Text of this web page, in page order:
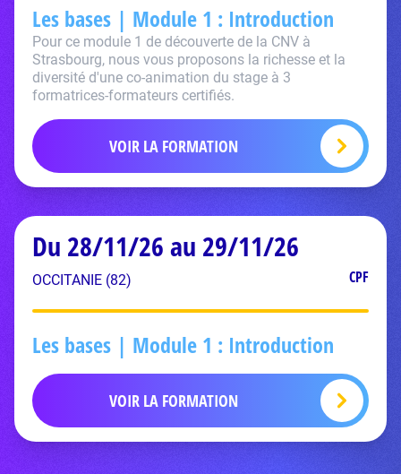
Les bases | Module 1 : Introduction
Pour ce module 1 de découverte de la CNV à
Strasbourg, nous vous proposons la richesse et la
diversité d'une co-animation du stage à 3
formatrices-formateurs certifiés.
VOIR LA FORMATION
Du 28/11/26 au 29/11/26
OCCITANIE (82) CPF
Les bases | Module 1 : Introduction
VOIR LA FORMATION